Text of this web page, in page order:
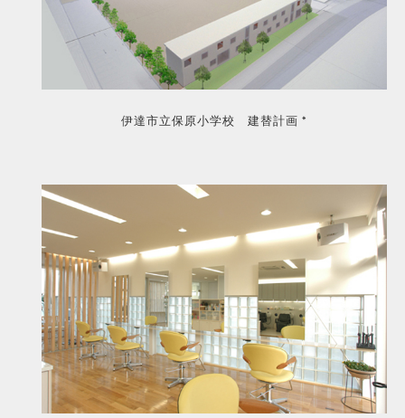
伊達市立保原小学校 建替計画 *